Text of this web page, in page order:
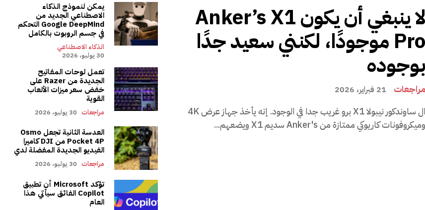
يمكن لنموذج الذكاء
الاصطناعي الجديد من
Google DeepMind التحكم
في جسم الروبوت بالكامل
الذكاء الاصطناعي
30 يوليو، 2026
تعمل لوحات المفاتيح
الجديدة من Razer على
خفض سعر ميزات الألعاب
القوية
مراجعات 30 يوليو، 2026
العدسة الثانية تجعل Osmo
Pocket 4P من DJI كاميرا
الفيديو الجديدة المفضلة لدي
مراجعات 30 يوليو، 2026
تؤكد Microsoft أن تطبيق
Copilot الفائق سيأتي هذا
العام
لا ينبغي أن يكون Anker’s X1
Pro موجودًا، لكنني سعيد جدًا
بوجوده
مراجعات 21 فبراير، 2026
ال ساوندكور نيبولا X1 برو غريب جدا في الوجود. إنه يأخذ جهاز عرض 4K
وميكروفونات كاريوكي ممتازة من Anker's سديم X1 ويضعهم...